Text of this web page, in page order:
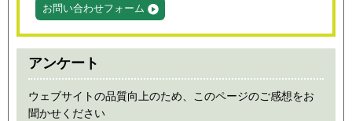
お問い合わせフォーム
アンケート
ウェブサイトの品質向上のため、このページのご感想をお
聞かせください